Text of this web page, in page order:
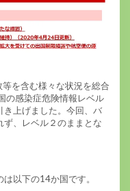
を含む様々な状況を総合
の感染症危険情報レベル
き上げました。今回、バ
ず、レベル２のままとな
以下の14か国です。